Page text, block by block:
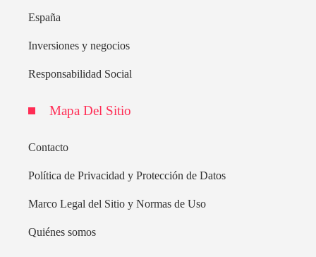
España
Inversiones y negocios
Responsabilidad Social
Mapa Del Sitio
Contacto
Política de Privacidad y Protección de Datos
Marco Legal del Sitio y Normas de Uso
Quiénes somos